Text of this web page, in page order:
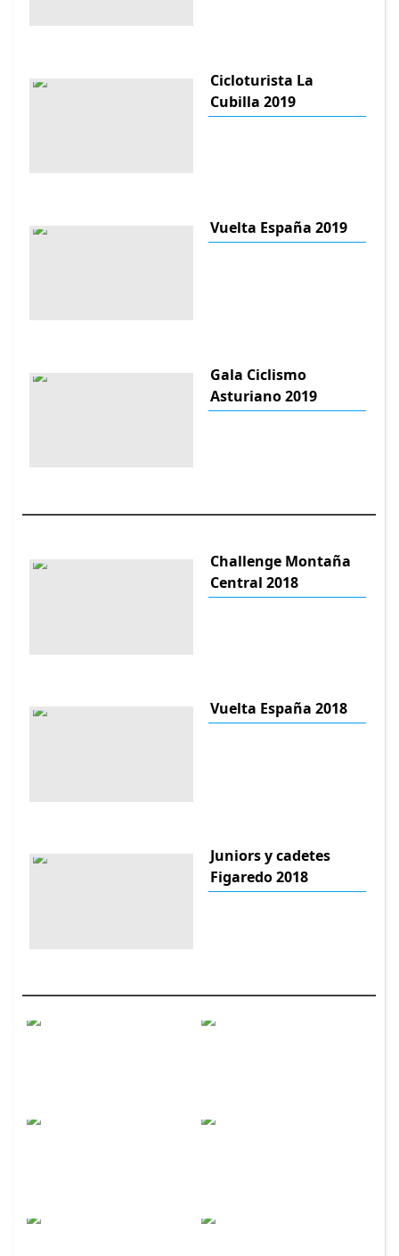
Cicloturista La
Cubilla 2019
Vuelta España 2019
Gala Ciclismo
Asturiano 2019
Challenge Montaña
Central 2018
Vuelta España 2018
Juniors y cadetes
Figaredo 2018